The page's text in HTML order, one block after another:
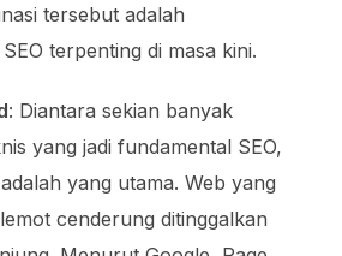
tersebut adalah
terpenting di masa kini.
: Diantara sekian banyak
yang jadi fundamental SEO,
yang utama. Web yang
cenderung ditinggalkan